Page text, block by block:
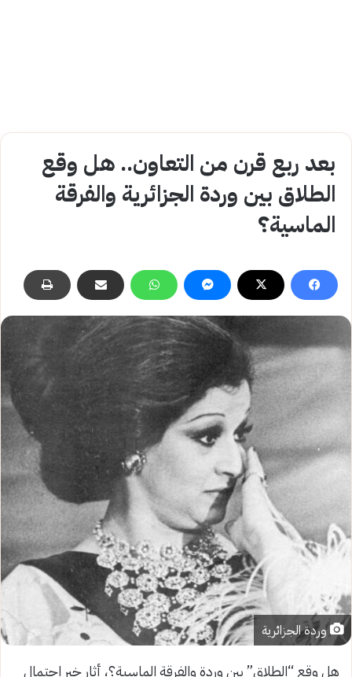
بعد ربع قرن من التعاون.. هل وقع
الطلاق بين وردة الجزائرية والفرقة
الماسية؟
وردة الجزائرية
هل وقع “الطلاق” بين وردة والفرقة الماسية؟، أثار خبر احتمال